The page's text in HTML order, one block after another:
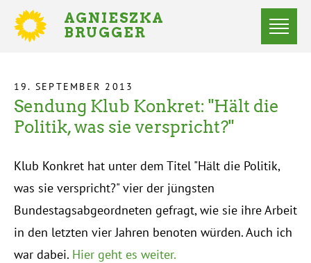
Direkt
zum
Inhalt
AGNIESZKA
BRUGGER
Pfadnavigation
Startseite
19. SEPTEMBER 2013
Sendung Klub Konkret: "Hält die
Politik, was sie verspricht?"
Klub Konkret hat unter dem Titel "Hält die Politik,
was sie verspricht?" vier der jüngsten
Bundestagsabgeordneten gefragt, wie sie ihre Arbeit
in den letzten vier Jahren benoten würden. Auch ich
war dabei. Hier geht es weiter.